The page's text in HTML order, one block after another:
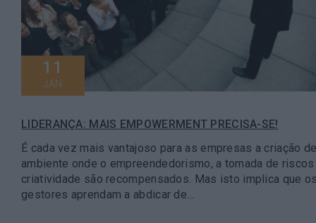
11
JAN
LIDERANÇA: MAIS EMPOWERMENT PRECISA-SE!
É cada vez mais vantajoso para as empresas a criação
ambiente onde o empreendedorismo, a tomada de
criatividade são recompensados. Mas isto implica que
gestores aprendam a abdicar de…